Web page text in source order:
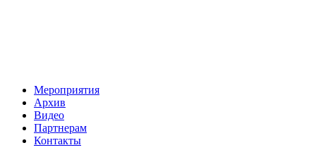
Мероприятия
Архив
Видео
Партнерам
Контакты